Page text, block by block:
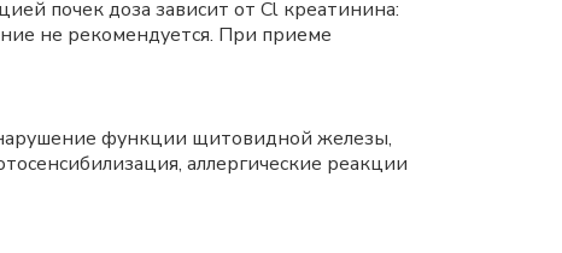
почек доза зависит от Cl креатинина:
не рекомендуется. При приеме
функции щитовидной железы,
аллергические реакции